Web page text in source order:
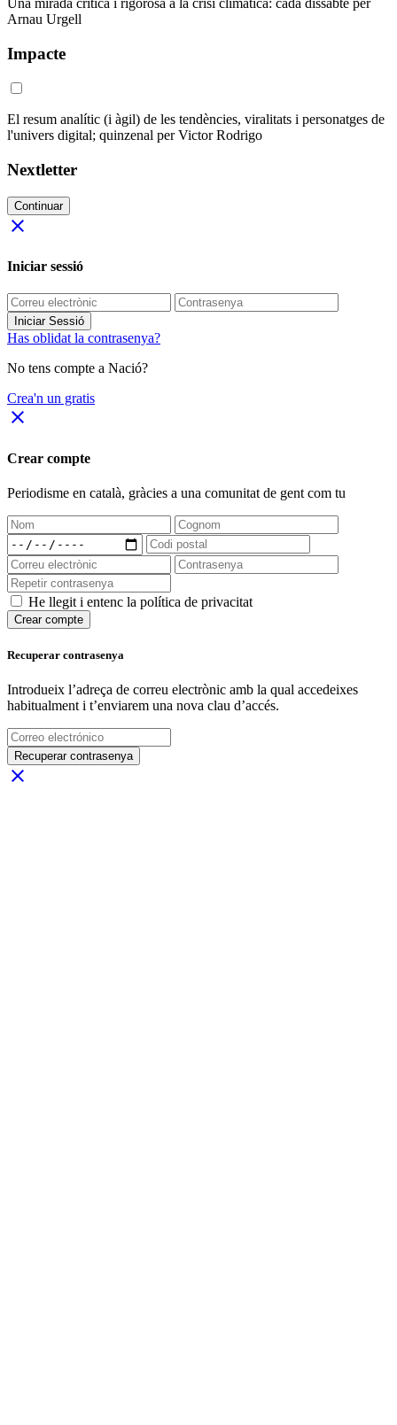
Una mirada crítica i rigorosa a la crisi climàtica: cada dissabte per
Arnau Urgell
Impacte
El resum analític (i àgil) de les tendències, viralitats i personatges de
l'univers digital; quinzenal per Victor Rodrigo
Nextletter
Continuar
close
Iniciar sessió
Iniciar Sessió
Has oblidat la contrasenya?
No tens compte a Nació?
Crea'n un gratis
close
Crear compte
Periodisme en català, gràcies a una comunitat de gent com tu
He llegit i entenc la política de privacitat
Crear compte
Recuperar contrasenya
Introdueix l’adreça de correu electrònic amb la qual accedeixes
habitualment i t’enviarem una nova clau d’accés.
Recuperar contrasenya
close